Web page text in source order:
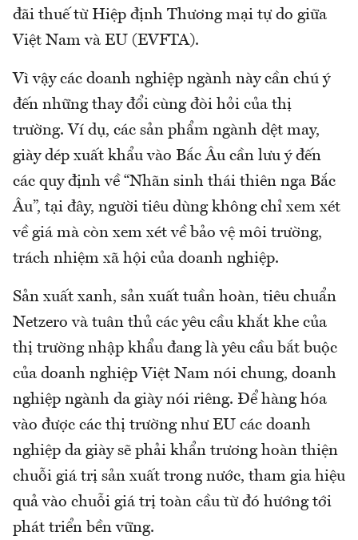
đãi thuế từ Hiệp định Thương mại tự do giữa
Việt Nam và EU (EVFTA).
Vì vậy các doanh nghiệp ngành này cần chú ý
đến những thay đổi cùng đòi hỏi của thị
trường. Ví dụ, các sản phẩm ngành dệt may,
giày dép xuất khẩu vào Bắc Âu cần lưu ý đến
các quy định về “Nhãn sinh thái thiên nga Bắc
Âu”, tại đây, người tiêu dùng không chỉ xem xét
về giá mà còn xem xét về bảo vệ môi trường,
trách nhiệm xã hội của doanh nghiệp.
Sản xuất xanh, sản xuất tuần hoàn, tiêu chuẩn
Netzero và tuân thủ các yêu cầu khắt khe của
thị trường nhập khẩu đang là yêu cầu bắt buộc
của doanh nghiệp Việt Nam nói chung, doanh
nghiệp ngành da giày nói riêng. Để hàng hóa
vào được các thị trường như EU các doanh
nghiệp da giày sẽ phải khẩn trương hoàn thiện
chuỗi giá trị sản xuất trong nước, tham gia hiệu
quả vào chuỗi giá trị toàn cầu từ đó hướng tới
phát triển bền vững.